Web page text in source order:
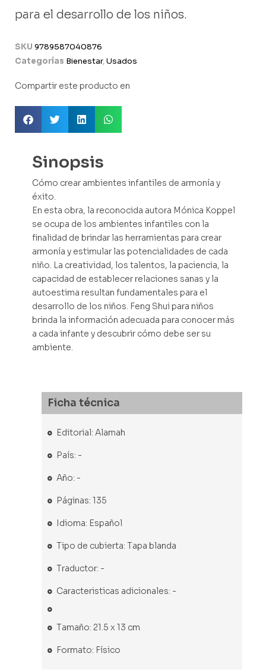
para el desarrollo de los niños.
SKU 9789587040876
Categorías Bienestar,Usados
Compartir este producto en
Sinopsis
Cómo crear ambientes infantiles de armonía y
éxito.
En esta obra, la reconocida autora Mónica Koppel
se ocupa de los ambientes infantiles con la
finalidad de brindar las herramientas para crear
armonía y estimular las potencialidades de cada
niño. La creatividad, los talentos, la paciencia, la
capacidad de establecer relaciones sanas y la
autoestima resultan fundamentales para el
desarrollo de los niños. Feng Shui para niños
brinda la información adecuada para conocer más
a cada infante y descubrir cómo debe ser su
ambiente.
Ficha técnica
Editorial: Alamah
País: -
Año: -
Páginas: 135
Idioma: Español
Tipo de cubierta: Tapa blanda
Traductor: -
Caracteristicas adicionales: -
Tamaño: 21.5 x 13 cm
Formato: Físico